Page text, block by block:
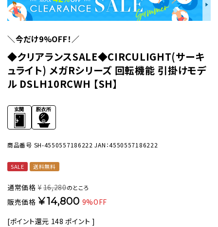
＼今だけ9%OFF！／
◆クリアランスSALE◆CIRCULIGHT(サーキ
ュライト) メガRシリーズ 回転機能 引掛けモデ
ル DSLH10RCWH 【SH】
商品番号 SH-4550557186222 JAN：4550557186222
SALE 送料無料
通常価格 ¥16,280のところ
販売価格 ¥14,800 9%OFF
[ポイント還元 148 ポイント ]